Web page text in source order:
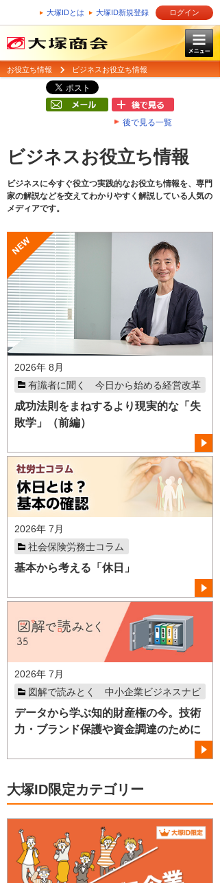
大塚IDとは 大塚ID新規登録 ログイン
お役立ち情報 ビジネスお役立ち情報
後で見る一覧
ビジネスお役立ち情報
ビジネスに今すぐ役立つ実践的なお役立ち情報を、専門
家の解説などを交えてわかりやすく解説している人気の
メディアです。
2026年 8月
有識者に聞く 今日から始める経営改革
成功法則をまねするより現実的な「失
敗学」（前編）
2026年 7月
社会保険労務士コラム
基本から考える「休日」
2026年 7月
図解で読みとく 中小企業ビジネスナビ
データから学ぶ知的財産権の今。技術
力・ブランド保護や資金調達のために
大塚ID限定カテゴリー